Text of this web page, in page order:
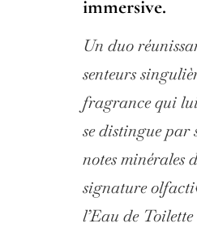
immersive.
Un duo
senteurs
fragrance qui
se distingue par
notes minérales
signature
l’Eau de